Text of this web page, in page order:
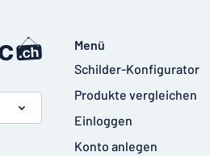
Menü
Schilder-Konfigurator
Produkte vergleichen
Einloggen
Konto anlegen